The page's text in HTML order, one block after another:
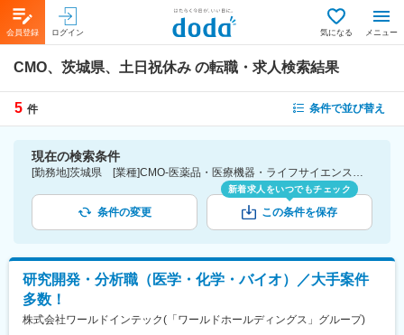
会員登録 ログイン 気になる メニュー
CMO、茨城県、土日祝休み の転職・求人検索結果
5 件 条件で並び替え
現在の検索条件
[勤務地]茨城県 [業種]CMO-医薬品・医療機器・ライフサイエンス・医療系サービス [詳細条件](休日・働き方)土日祝休み
条件の変更
新着求人をいつでもチェック
この条件を保存
研究開発・分析職（医学・化学・バイオ）／大手案件
多数！
株式会社ワールドインテック(「ワールドホールディングス」グループ)